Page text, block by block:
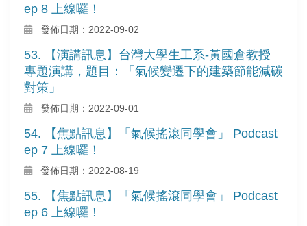
ep 8 上線囉！
發佈日期：2022-09-02
53. 【演講訊息】台灣大學生工系-黃國倉教授
專題演講，題目：「氣候變遷下的建築節能減碳
對策」
發佈日期：2022-09-01
54. 【焦點訊息】「氣候搖滾同學會」 Podcast
ep 7 上線囉！
發佈日期：2022-08-19
55. 【焦點訊息】「氣候搖滾同學會」 Podcast
ep 6 上線囉！